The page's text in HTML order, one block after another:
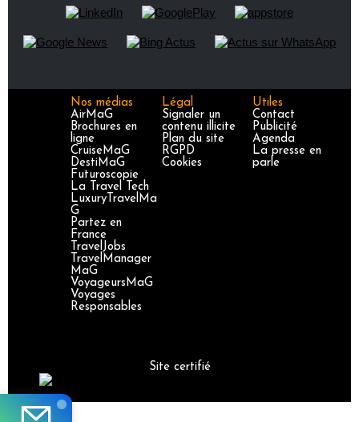
Nos médias
AirMaG
Brochures en
ligne
CruiseMaG
DestiMaG
Futuroscopie
La Travel Tech
LuxuryTravelMa
G
Partez en
France
TravelJobs
TravelManager
MaG
VoyageursMaG
Voyages
Responsables
Légal
Signaler un
contenu illicite
Plan du site
RGPD
Cookies
Utiles
Contact
Publicité
Agenda
La presse en
parle
Site certifié